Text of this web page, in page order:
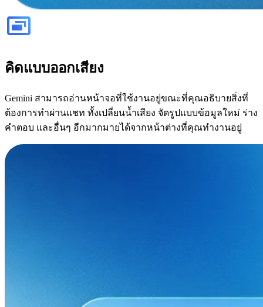
คิดแบบออกเสียง
Gemini สามารถอ่านหน้าจอที่ใช้งานอยู่ขณะที่คุณอธิบายสิ่งที่
ต้องการทำผ่านแชท ทั้งเปลี่ยนน้ำเสียง จัดรูปแบบข้อมูลใหม่ ร่าง
คำตอบ และอื่นๆ อีกมากมายได้จากหน้าต่างที่คุณทำงานอยู่